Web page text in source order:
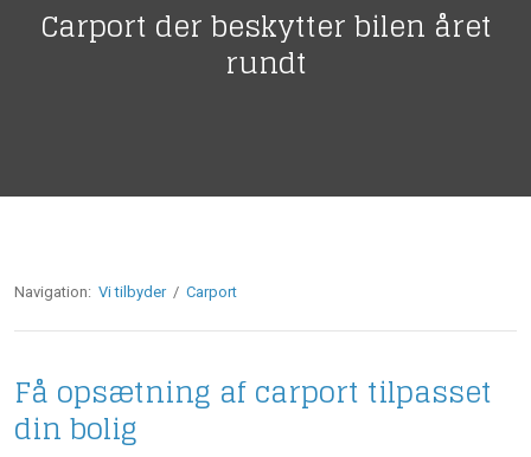
Carport der beskytter bilen året
rundt
Navigation: Vi tilbyder / Carport
Få opsætning af carport tilpasset
din bolig